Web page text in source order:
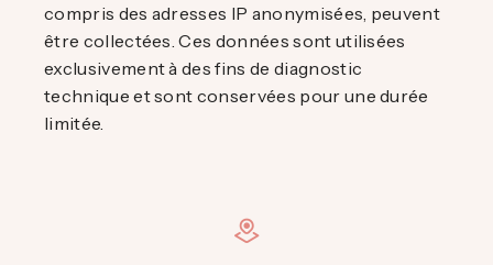
compris des adresses IP anonymisées, peuvent
être collectées. Ces données sont utilisées
exclusivement à des fins de diagnostic
technique et sont conservées pour une durée
limitée.